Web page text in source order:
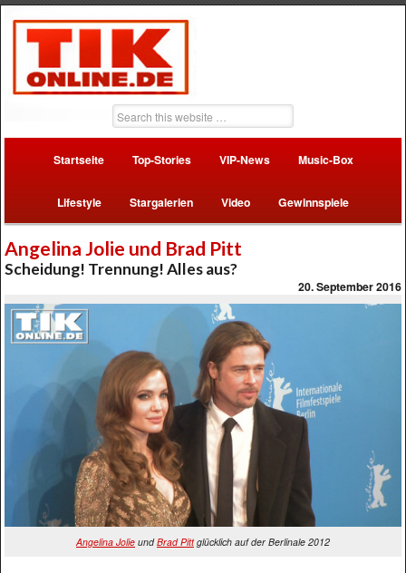
Startseite Top-Stories VIP-News Music-Box
Lifestyle Stargalerien Video Gewinnspiele
Angelina Jolie und Brad Pitt
Scheidung! Trennung! Alles aus?
20. September 2016
Angelina Jolie undBrad Pittglücklich auf der Berlinale 2012